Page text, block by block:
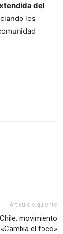
del
los
Artículo siguiente
movimiento
«Cambia el foco»